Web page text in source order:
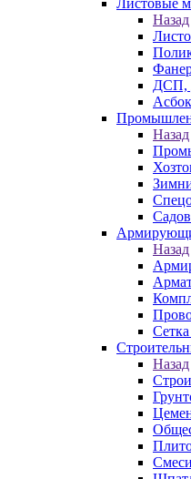
Листовые
Назад
ДСП,
Назад
Назад
Назад